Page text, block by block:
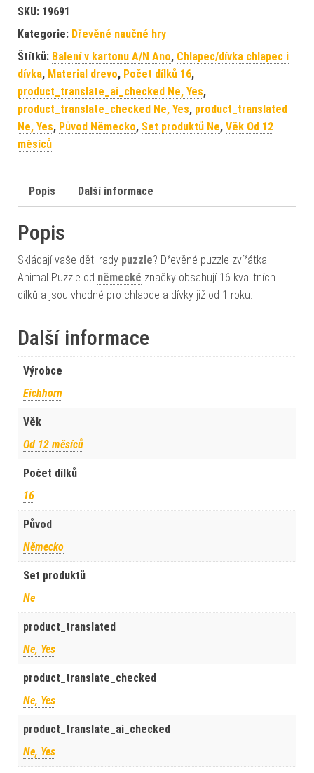
SKU: 19691
Kategorie: Dřevěné naučné hry
Štítků: Balení v kartonu A/N Ano, Chlapec/dívka chlapec i
dívka, Material drevo, Počet dílků 16,
product_translate_ai_checked Ne, Yes,
product_translate_checked Ne, Yes, product_translated
Ne, Yes, Původ Německo, Set produktů Ne, Věk Od 12
měsíců
Popis Další informace
Popis
Skládají vaše děti rady puzzle? Dřevěné puzzle zvířátka
Animal Puzzle od německé značky obsahují 16 kvalitních
dílků a jsou vhodné pro chlapce a dívky již od 1 roku.
Další informace
Výrobce
Eichhorn
Věk
Od 12 měsíců
Počet dílků
16
Původ
Německo
Set produktů
Ne
product_translated
Ne, Yes
product_translate_checked
Ne, Yes
product_translate_ai_checked
Ne, Yes